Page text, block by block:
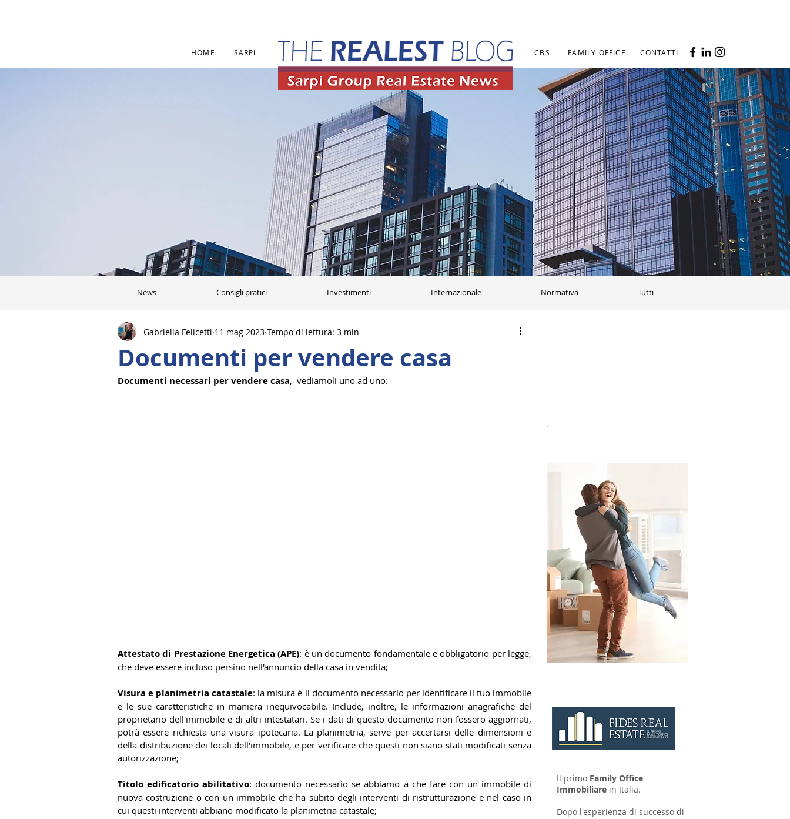
HOME SARPI CBS FAMILY OFFICE CONTATTI
News Consigli pratici Investimenti Internazionale Normativa Tutti
Documenti per vendere casa
Gabriella Felicetti 11 mag 2023 Tempo di lettura: 3 min
Documenti necessari per vendere casa,  vediamoli uno ad uno:
Attestato di Prestazione Energetica (APE): è un documento fondamentale e obbligatorio per legge,
che deve essere incluso persino nell'annuncio della casa in vendita;
Visura e planimetria catastale: la misura è il documento necessario per identificare il tuo immobile
e le sue caratteristiche in maniera inequivocabile. Include, inoltre, le informazioni anagrafiche del
proprietario dell'immobile e di altri intestatari. Se i dati di questo documento non fossero aggiornati,
potrà essere richiesta una visura ipotecaria. La planimetria, serve per accertarsi delle dimensioni e
della distribuzione dei locali dell'immobile, e per verificare che questi non siano stati modificati senza
autorizzazione;
Titolo edificatorio abilitativo: documento necessario se abbiamo a che fare con un immobile di
nuova costruzione o con un immobile che ha subito degli interventi di ristrutturazione e nel caso in
cui questi interventi abbiano modificato la planimetria catastale;
Il primo Family Office
Immobiliare in Italia.
Dopo l'esperienza di successo di